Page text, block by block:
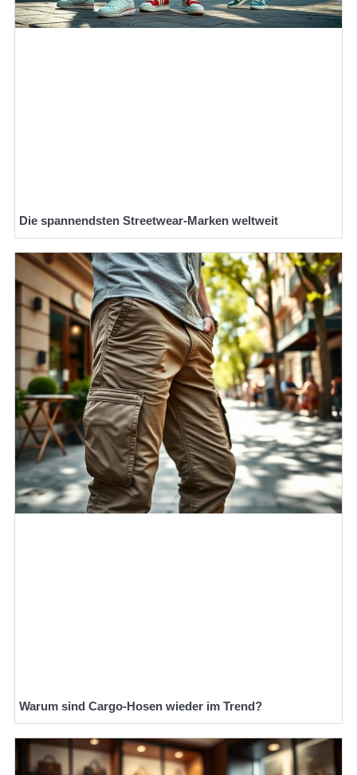
Die spannendsten Streetwear-Marken weltweit
Warum sind Cargo-Hosen wieder im Trend?